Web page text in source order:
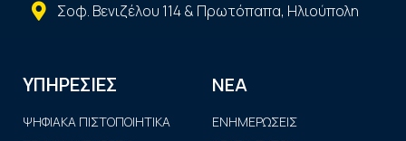
Σοφ. Βενιζέλου 114 & Πρωτόπαπα, Ηλιούπολη
ΥΠΗΡΕΣΙΕΣ
ΨΗΦΙΑΚΑ ΠΙΣΤΟΠΟΙΗΤΙΚΑ
ΝΕΑ
ΕΝΗΜΕΡΩΣΕΙΣ